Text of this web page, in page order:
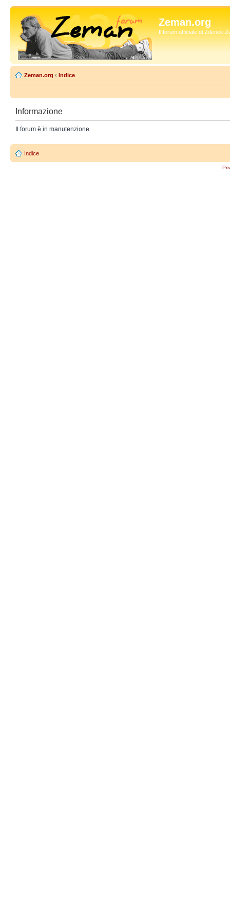
Zeman.org
Il forum ufficiale di Zdenek
Zeman.org ‹ Indice
Informazione
Il forum è in manutenzione
Indice